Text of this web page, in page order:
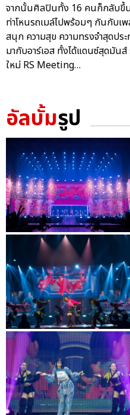
จากนั้นศิลปินทั้ง 16 คนก็กลับขึ้
ท่าโหนรถเมล์ไปพร้อมๆ กันกับเพ
สนุก ความสุข ความทรงจำสุดปร
มากับอาร์เอส ทั้งได้แดนซ์สุดมัน
ใหม่ RS Meeting…
อัลบั้มรูป